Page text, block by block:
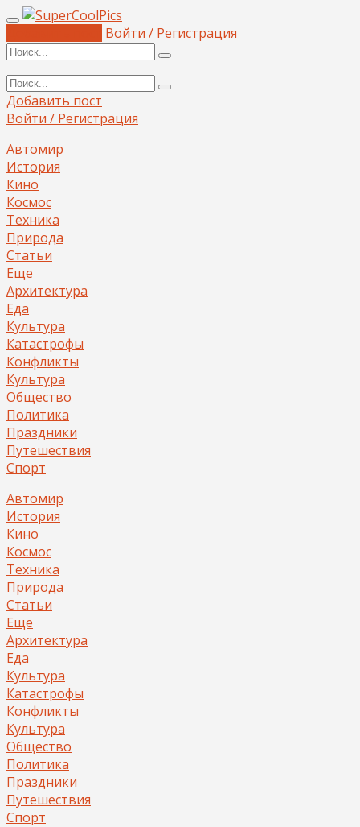
Войти / Регистрация
Добавить пост
Войти / Регистрация
Автомир
История
Кино
Космос
Техника
Природа
Статьи
Еще
Архитектура
Еда
Культура
Катастрофы
Конфликты
Культура
Общество
Политика
Праздники
Путешествия
Спорт
Автомир
История
Кино
Космос
Техника
Природа
Статьи
Еще
Архитектура
Еда
Культура
Катастрофы
Конфликты
Культура
Общество
Политика
Праздники
Путешествия
Спорт